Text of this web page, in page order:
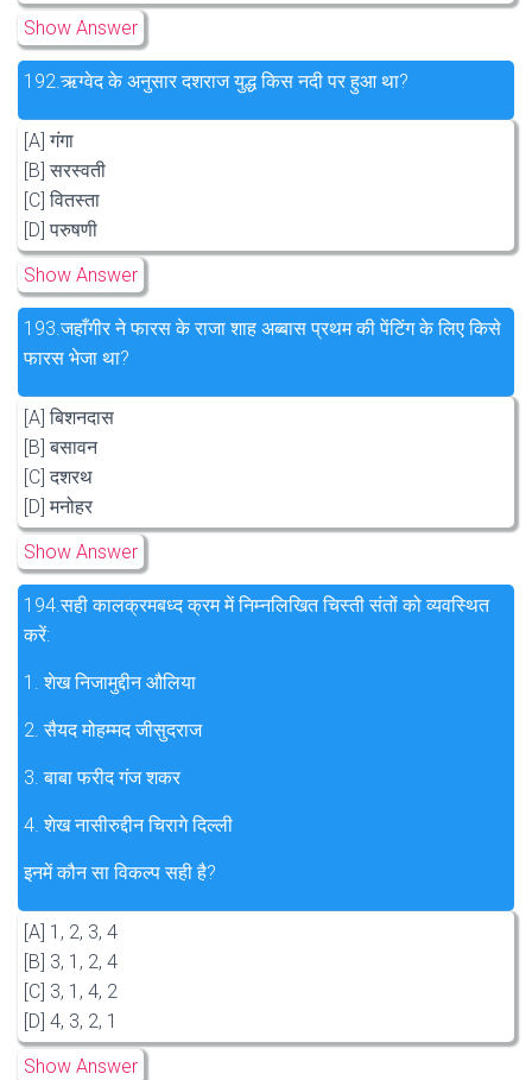
Show Answer
192.ऋग्वेद के अनुसार दशराज युद्ध किस नदी पर हुआ था?
[A] गंगा
[B] सरस्वती
[C] वितस्ता
[D] परुषणी
Show Answer
193.जहाँगीर ने फारस के राजा शाह अब्बास प्रथम की पेंटिंग के लिए किसे
फारस भेजा था?
[A] बिशनदास
[B] बसावन
[C] दशरथ
[D] मनोहर
Show Answer
194.सही कालक्रमबध्द क्रम में निम्नलिखित चिस्ती संतों को व्यवस्थित
करें:
1. शेख निजामुद्दीन औलिया
2. सैयद मोहम्मद जीसुदराज
3. बाबा फरीद गंज शकर
4. शेख नासीरुद्दीन चिरागे दिल्ली
इनमें कौन सा विकल्प सही है?
[A] 1, 2, 3, 4
[B] 3, 1, 2, 4
[C] 3, 1, 4, 2
[D] 4, 3, 2, 1
Show Answer